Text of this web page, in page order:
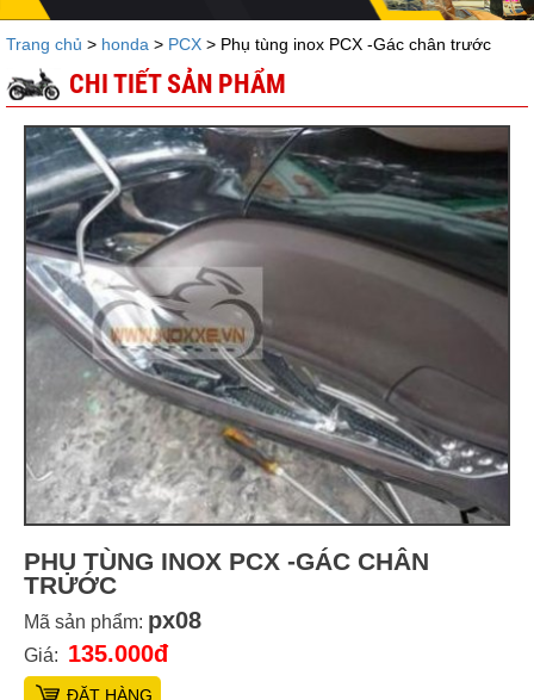
Trang chủ > honda > PCX > Phụ tùng inox PCX -Gác chân trước
CHI TIẾT SẢN PHẨM
PHỤ TÙNG INOX PCX -GÁC CHÂN
TRƯỚC
Mã sản phẩm: px08
Giá: 135.000đ
ĐẶT HÀNG